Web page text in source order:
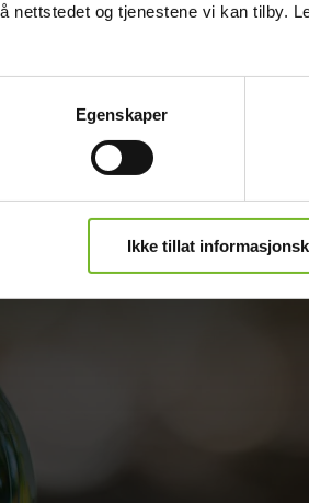
nettstedet og tjenestene vi kan tilby.
Egenskaper
Ikke tillat